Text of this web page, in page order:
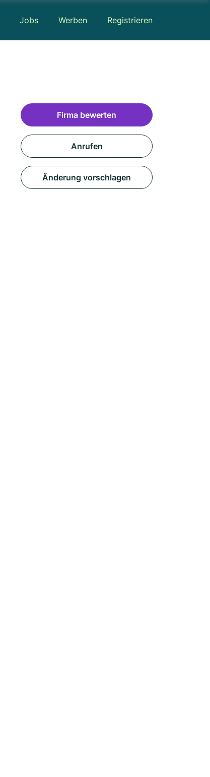
Jobs Werben Registrieren
Firma bewerten
Anrufen
Änderung vorschlagen